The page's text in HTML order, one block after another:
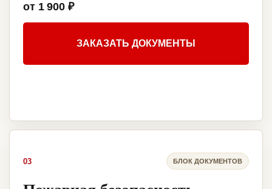
от 1 900 ₽
ЗАКАЗАТЬ ДОКУМЕНТЫ
03 БЛОК ДОКУМЕНТОВ